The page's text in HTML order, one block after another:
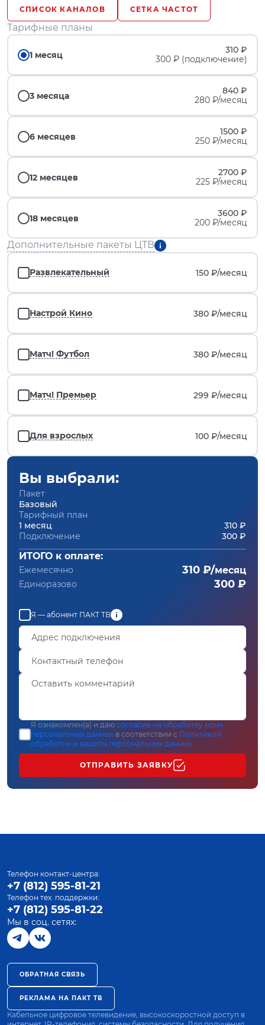
СПИСОК КАНАЛОВ СЕТКА ЧАСТОТ
Тарифные планы
1 месяц
310 ₽
300 ₽ (подключение)
3 месяца
840 ₽
280 ₽/месяц
6 месяцев
1500 ₽
250 ₽/месяц
12 месяцев
2700 ₽
225 ₽/месяц
18 месяцев
3600 ₽
200 ₽/месяц
Дополнительные пакеты ЦТВ
Развлекательный 150 ₽/месяц
Настрой Кино 380 ₽/месяц
Матч! Футбол 380 ₽/месяц
Матч! Премьер 299 ₽/месяц
Для взрослых 100 ₽/месяц
Вы выбрали:
Пакет
Базовый
Тарифный план
1 месяц
310 ₽
Подключение
300 ₽
ИТОГО к оплате:
Ежемесячно 310 ₽/месяц
Единоразово 300 ₽
Я — абонент ПАКТ ТВ
Я ознакомлен(а) и даю согласие на обработку моих
персональных данных в соответствии с Политикой
обработки и защиты персональных данных
ОТПРАВИТЬ ЗАЯВКУ
Телефон контакт-центра:
+7 (812) 595-81-21
Телефон тех. поддержки:
+7 (812) 595-81-22
Мы в соц. сетях:
ОБРАТНАЯ СВЯЗЬ
РЕКЛАМА НА ПАКТ ТВ
Кабельное цифровое телевидение, высокоскоростной доступ в